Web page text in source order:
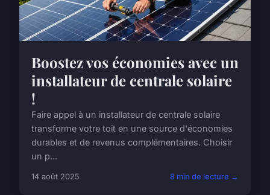
Boostez vos économies avec un
installateur de centrale solaire
!
Faire appel à un installateur de centrale solaire
transforme votre toit en une source d'économies
durables et de revenus complémentaires. Choisir
un p...
14 août 2025 8 min de lecture →